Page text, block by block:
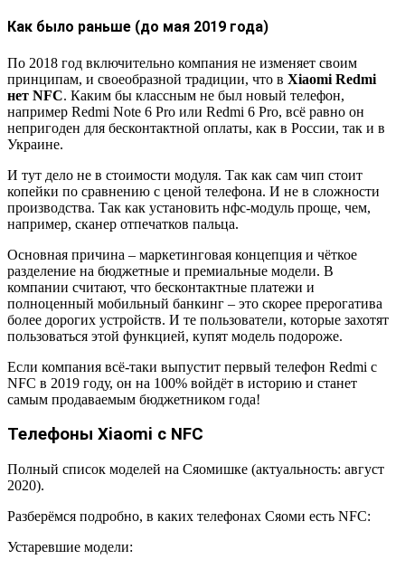
Как было раньше (до мая 2019 года)
По 2018 год включительно компания не изменяет своим
принципам, и своеобразной традиции, что в Xiaomi Redmi
нет NFC. Каким бы классным не был новый телефон,
например Redmi Note 6 Pro или Redmi 6 Pro, всё равно он
непригоден для бесконтактной оплаты, как в России, так и в
Украине.
И тут дело не в стоимости модуля. Так как сам чип стоит
копейки по сравнению с ценой телефона. И не в сложности
производства. Так как установить нфс-модуль проще, чем,
например, сканер отпечатков пальца.
Основная причина – маркетинговая концепция и чёткое
разделение на бюджетные и премиальные модели. В
компании считают, что бесконтактные платежи и
полноценный мобильный банкинг – это скорее прерогатива
более дорогих устройств. И те пользователи, которые захотят
пользоваться этой функцией, купят модель подороже.
Если компания всё-таки выпустит первый телефон Redmi с
NFC в 2019 году, он на 100% войдёт в историю и станет
самым продаваемым бюджетником года!
Телефоны Xiaomi с NFC
Полный список моделей на Сяомишке (актуальность: август
2020).
Разберёмся подробно, в каких телефонах Сяоми есть NFC:
Устаревшие модели: